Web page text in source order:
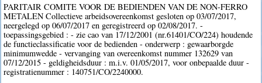
PARITAIR COMITE VOOR DE BEDIENDEN VAN DE NON-FERRO
METALEN Collectieve arbeidsovereenkomst gesloten op 03/07/2017,
neergelegd op 06/07/2017 en geregistreerd op 02/08/2017. -
toepassingsgebied : - zie cao van 17/12/2001 (nr.61401/CO/224) houdende
de functieclassificatie voor de bedienden - onderwerp : gewaarborgde
minimumwedde - vervanging van overeenkomst nummer 132629 van
07/12/2015 - geldigheidsduur : m.i.v. 01/05/2017, voor onbepaalde duur -
registratienummer : 140751/CO/2240000.